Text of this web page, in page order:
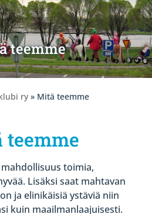
teemme
ry » Mitä teemme
teemme
toimia,
Lisäksi saat mahtavan
ja elinikäisiä ystäviä niin
kuin maailmanlaajuisesti.